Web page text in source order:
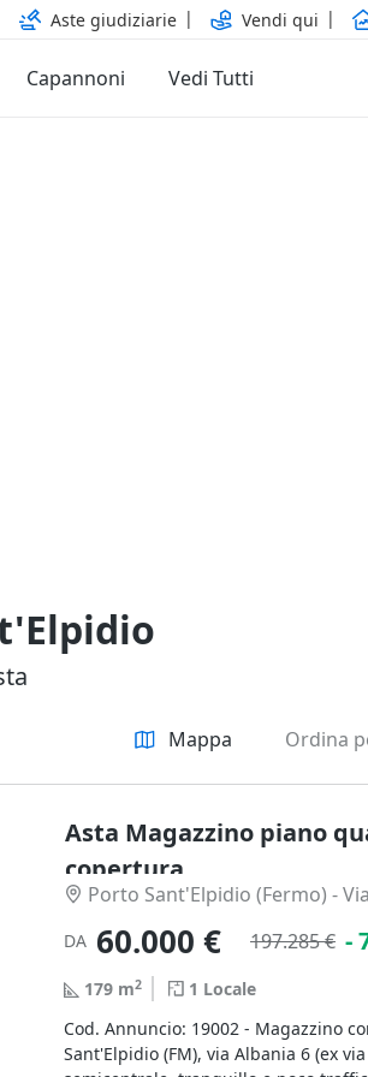
Aste giudiziarie Vendi qui
Capannoni Vedi Tutti
Mappa Ordina
Asta Magazzino piano
copertura
Porto Sant'Elpidio (Fermo) -
DA 60.000 € 197.285 € -
179 m2 1 Locale
Cod. Annuncio: 19002 - Magazzino
Sant'Elpidio (FM), via Albania 6 (ex